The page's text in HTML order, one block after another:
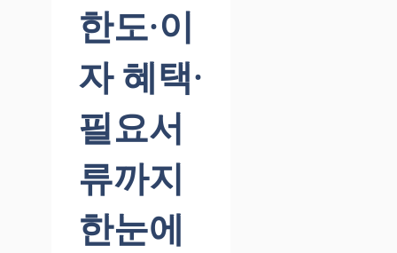
한도·이
자 혜택·
필요서
류까지
한눈에